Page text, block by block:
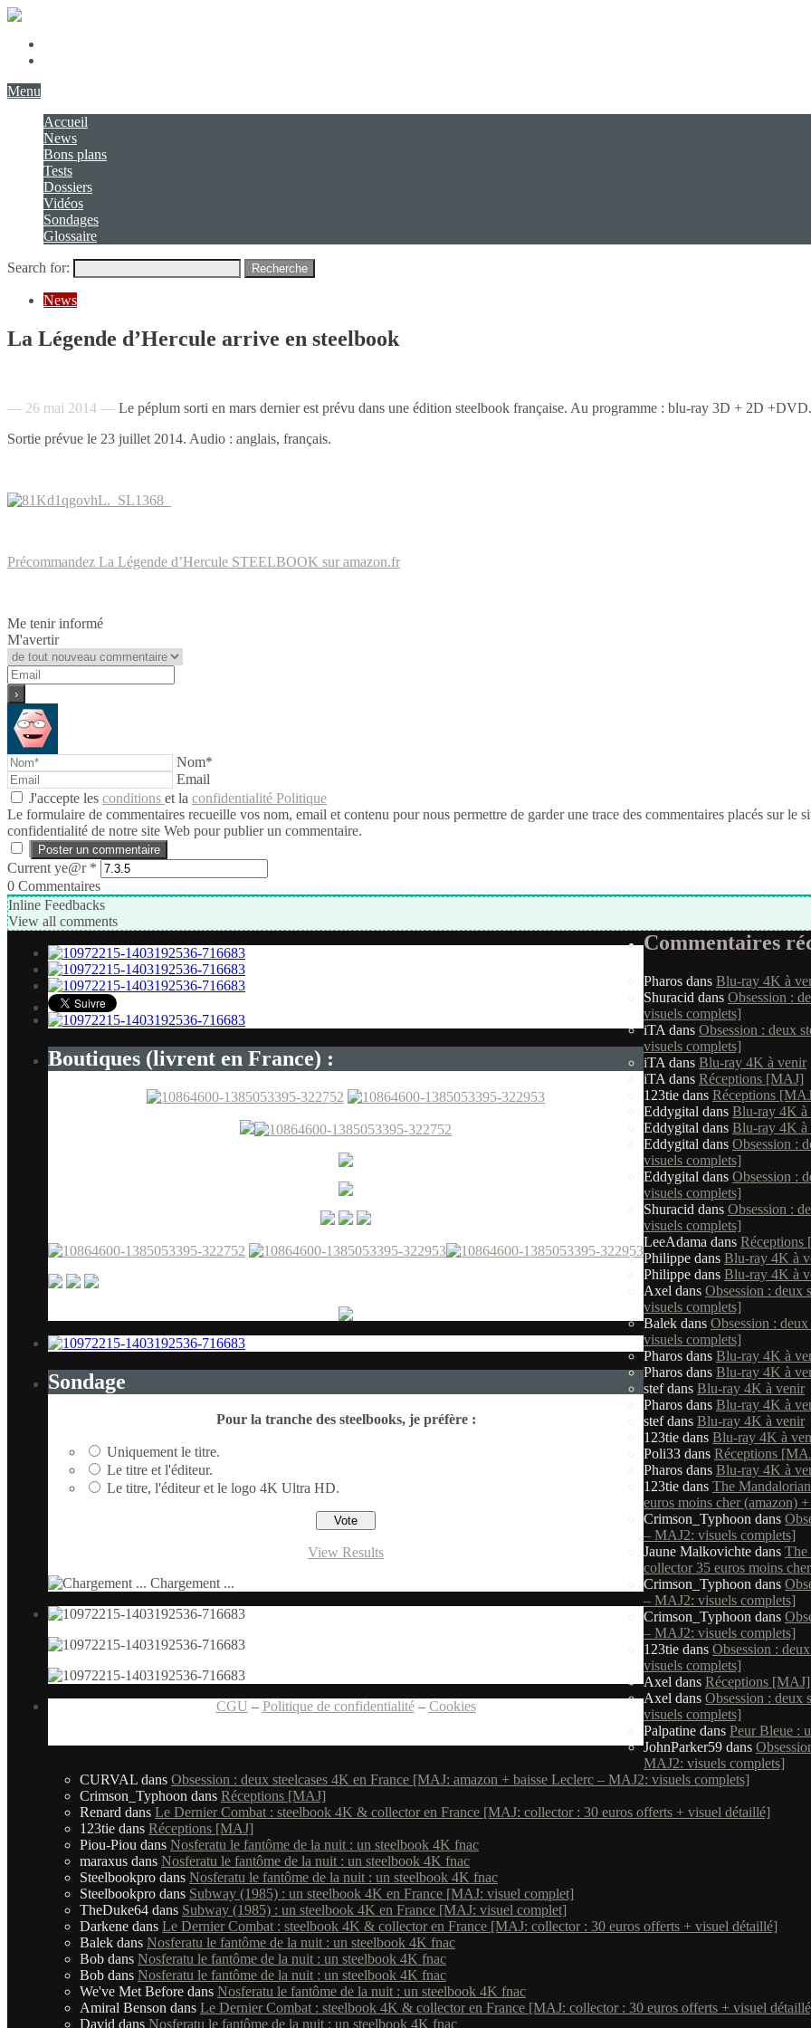
Menu
Accueil
News
Bons plans
Tests
Dossiers
Vidéos
Sondages
Glossaire
Search for: Recherche
News
La Légende d’Hercule arrive en steelbook
— 26 mai 2014 — Le péplum sorti en mars dernier est prévu dans une édition steelbook française. Au programme : blu-ray 3D + 2D +DVD.
Sortie prévue le 23 juillet 2014. Audio : anglais, français.
Précommandez La Légende d’Hercule STEELBOOK sur amazon.fr
Me tenir informé
M'avertir
Nom*
Email
J'accepte les conditions et la confidentialité Politique
Le formulaire de commentaires recueille vos nom, email et contenu pour nous permettre de garder une trace des commentaires placés sur le
confidentialité de notre site Web pour publier un commentaire.
Current ye@r *
0 Commentaires
Inline Feedbacks
View all comments
Boutiques (livrent en France) :
Sondage
Pour la tranche des steelbooks, je préfère :
Uniquement le titre.
Le titre et l'éditeur.
Le titre, l'éditeur et le logo 4K Ultra HD.
View Results
Chargement ...
CGU – Politique de confidentialité– Cookies
Commentaires
Pharos dans Blu-ray 4K à
Shuracid dans Obsession :
visuels complets]
iTA dans Obsession : deux
visuels complets]
iTA dans Blu-ray 4K à venir
iTA dans Réceptions [MAJ]
123tie dans Réceptions
Eddygital dans Blu-ray 4K à
Eddygital dans Blu-ray 4K à
Eddygital dans Obsession :
visuels complets]
Eddygital dans Obsession :
visuels complets]
Shuracid dans Obsession :
visuels complets]
LeeAdama dans Réceptions
Philippe dans Blu-ray 4K à
Philippe dans Blu-ray 4K à
Axel dans Obsession : deux
visuels complets]
Balek dans Obsession :
visuels complets]
Pharos dans Blu-ray 4K à
Pharos dans Blu-ray 4K à
stefdans Blu-ray 4K à venir
Pharos dans Blu-ray 4K à
stefdans Blu-ray 4K à venir
123tie dans Blu-ray 4K à
Poli33 dans Réceptions
Pharos dans Blu-ray 4K à
123tie dans The
euros moins cher (amazon)
Crimson_Typhoon dans
– MAJ2: visuels complets]
Jaune Malkovichte dans The
collector 35 euros moins
Crimson_Typhoon dans
– MAJ2: visuels complets]
Crimson_Typhoon dans
– MAJ2: visuels complets]
123tie dans Obsession :
visuels complets]
Axel dans Réceptions [MAJ]
Axel dans Obsession : deux
visuels complets]
Palpatine dans Peur Bleue :
JohnParker59 dans
MAJ2: visuels complets]
CURVAL dans Obsession : deux steelcases 4K en France [MAJ: amazon + baisse Leclerc – MAJ2: visuels complets]
Crimson_Typhoon dans Réceptions [MAJ]
Renard dans Le Dernier Combat : steelbook 4K & collector en France [MAJ: collector : 30 euros offerts + visuel détaillé]
123tie dans Réceptions [MAJ]
Piou-Piou dans Nosferatu le fantôme de la nuit : un steelbook 4K fnac
maraxus dans Nosferatu le fantôme de la nuit : un steelbook 4K fnac
Steelbookpro dans Nosferatu le fantôme de la nuit : un steelbook 4K fnac
Steelbookpro dans Subway (1985) : un steelbook 4K en France [MAJ: visuel complet]
TheDuke64 dans Subway (1985) : un steelbook 4K en France [MAJ: visuel complet]
Darkene dans Le Dernier Combat : steelbook 4K & collector en France [MAJ: collector : 30 euros offerts + visuel détaillé]
Balek dans Nosferatu le fantôme de la nuit : un steelbook 4K fnac
Bob dans Nosferatu le fantôme de la nuit : un steelbook 4K fnac
Bob dans Nosferatu le fantôme de la nuit : un steelbook 4K fnac
We've Met Before dans Nosferatu le fantôme de la nuit : un steelbook 4K fnac
Amiral Benson dans Le Dernier Combat : steelbook 4K & collector en France [MAJ: collector : 30 euros offerts + visuel
David dans Nosferatu le fantôme de la nuit : un steelbook 4K fnac